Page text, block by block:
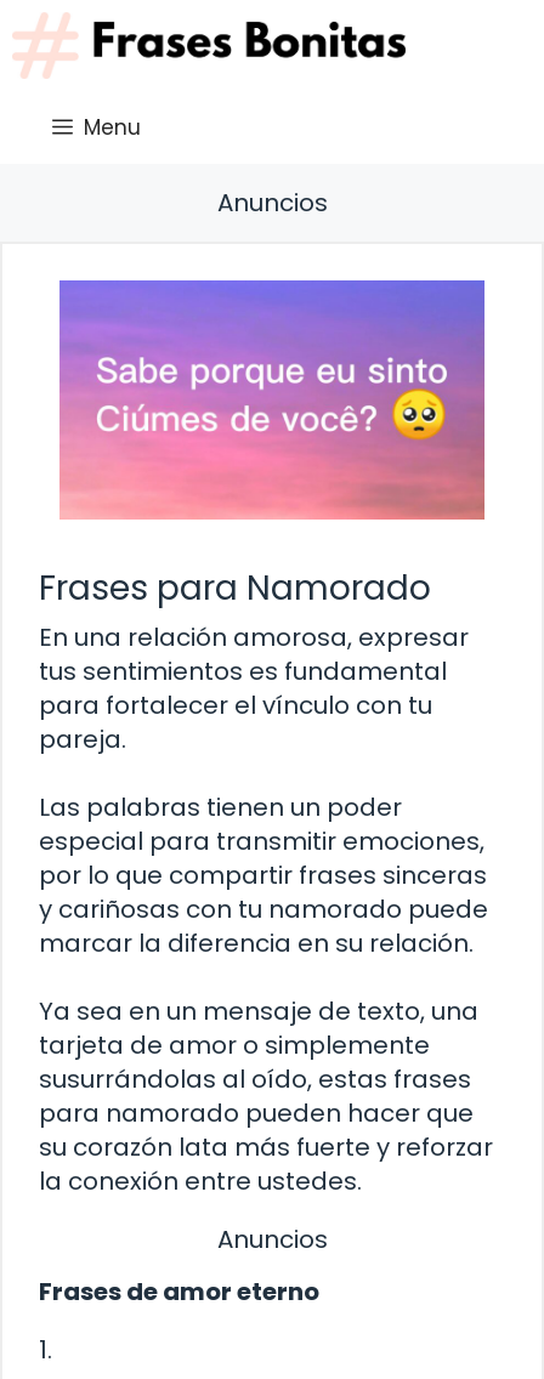
Saltar
al
contenido
Menu
Anuncios
Frases para Namorado
En una relación amorosa, expresar
tus sentimientos es fundamental
para fortalecer el vínculo con tu
pareja.
Las palabras tienen un poder
especial para transmitir emociones,
por lo que compartir frases sinceras
y cariñosas con tu namorado puede
marcar la diferencia en su relación.
Ya sea en un mensaje de texto, una
tarjeta de amor o simplemente
susurrándolas al oído, estas frases
para namorado pueden hacer que
su corazón lata más fuerte y reforzar
la conexión entre ustedes.
Anuncios
Frases de amor eterno
1.